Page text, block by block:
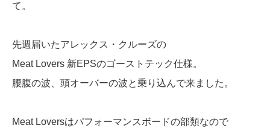
て。
先週届いたアレックス・クルーズの
Meat Lovers 新EPSのゴーストテック仕様。
腰腹の波、頭オーバーの波と乗り込んで来ました。
Meat Loversはパフォーマンスボードの部類なので